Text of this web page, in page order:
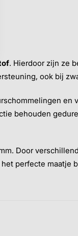
. Hierdoor zijn ze
ook bij
en
behouden
Door
perfecte maatje